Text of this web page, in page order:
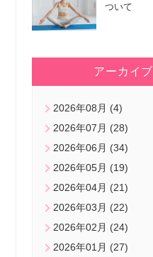
ついて
アーカイブ
2026年08月 (4)
2026年07月 (28)
2026年06月 (34)
2026年05月 (19)
2026年04月 (21)
2026年03月 (22)
2026年02月 (24)
2026年01月 (27)